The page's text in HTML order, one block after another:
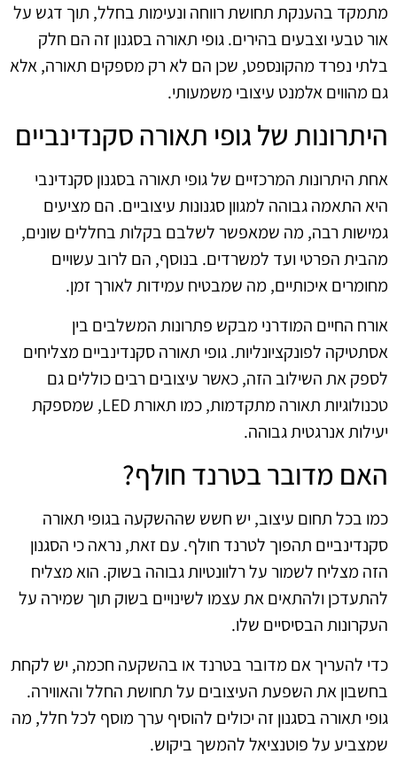
מתמקד בהענקת תחושת רווחה ונעימות בחלל, תוך דגש על
אור טבעי וצבעים בהירים. גופי תאורה בסגנון זה הם חלק
בלתי נפרד מהקונספט, שכן הם לא רק מספקים תאורה, אלא
גם מהווים אלמנט עיצובי משמעותי.
היתרונות של גופי תאורה סקנדינביים
אחת היתרונות המרכזיים של גופי תאורה בסגנון סקנדינבי
היא התאמה גבוהה למגוון סגנונות עיצוביים. הם מציעים
גמישות רבה, מה שמאפשר לשלבם בקלות בחללים שונים,
מהבית הפרטי ועד למשרדים. בנוסף, הם לרוב עשויים
מחומרים איכותיים, מה שמבטיח עמידות לאורך זמן.
אורח החיים המודרני מבקש פתרונות המשלבים בין
אסתטיקה לפונקציונליות. גופי תאורה סקנדינביים מצליחים
לספק את השילוב הזה, כאשר עיצובים רבים כוללים גם
טכנולוגיות תאורה מתקדמות, כמו תאורת LED, שמספקת
יעילות אנרגטית גבוהה.
האם מדובר בטרנד חולף?
כמו בכל תחום עיצוב, יש חשש שההשקעה בגופי תאורה
סקנדינביים תהפוך לטרנד חולף. עם זאת, נראה כי הסגנון
הזה מצליח לשמור על רלוונטיות גבוהה בשוק. הוא מצליח
להתעדכן ולהתאים את עצמו לשינויים בשוק תוך שמירה על
העקרונות הבסיסיים שלו.
כדי להעריך אם מדובר בטרנד או בהשקעה חכמה, יש לקחת
בחשבון את השפעת העיצובים על תחושת החלל והאווירה.
גופי תאורה בסגנון זה יכולים להוסיף ערך מוסף לכל חלל, מה
שמצביע על פוטנציאל להמשך ביקוש.